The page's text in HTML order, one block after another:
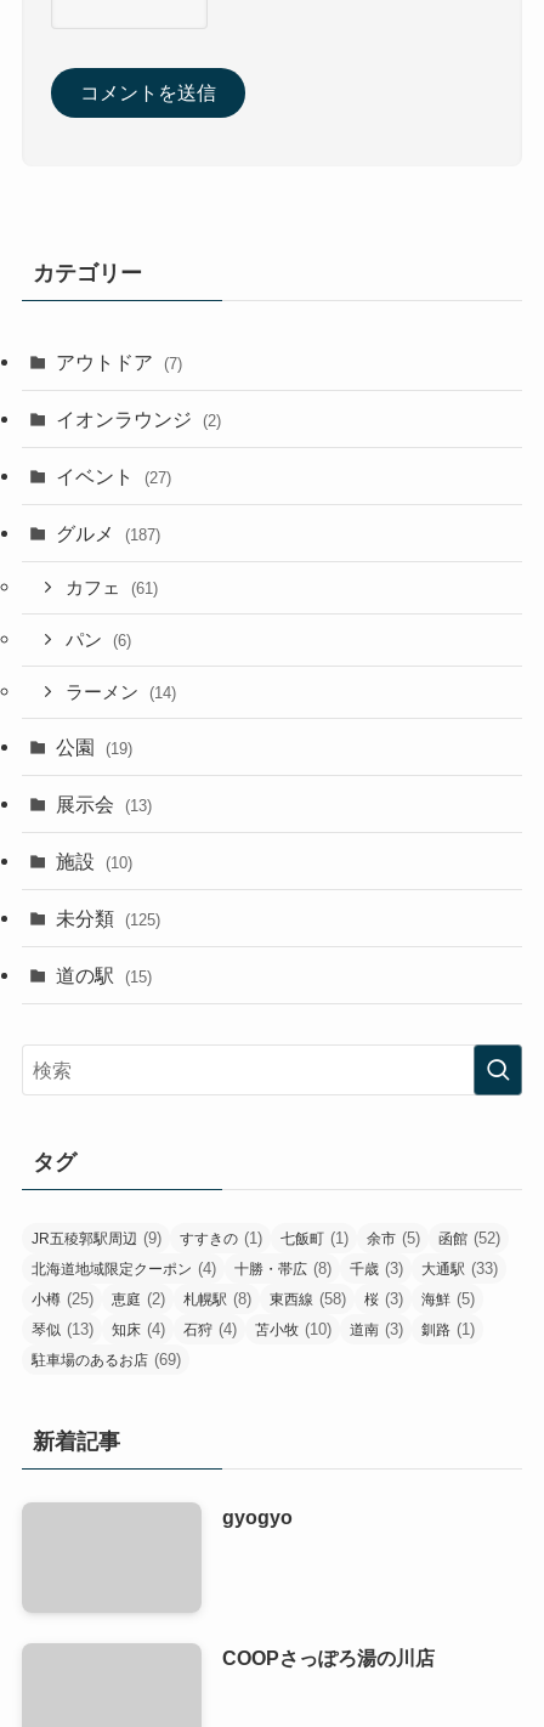
カテゴリー
アウトドア (7)
イオンラウンジ (2)
イベント (27)
グルメ (187)
カフェ (61)
パン (6)
ラーメン (14)
公園 (19)
展示会 (13)
施設 (10)
未分類 (125)
道の駅 (15)
タグ
JR五稜郭駅周辺 (9) すすきの (1) 七飯町 (1) 余市 (5) 函館 (52)
北海道地域限定クーポン (4) 十勝・帯広 (8) 千歳 (3) 大通駅 (33)
小樽 (25) 恵庭 (2) 札幌駅 (8) 東西線 (58) 桜 (3) 海鮮 (5)
琴似 (13) 知床 (4) 石狩 (4) 苫小牧 (10) 道南 (3) 釧路 (1)
駐車場のあるお店 (69)
新着記事
gyogyo
COOPさっぽろ湯の川店